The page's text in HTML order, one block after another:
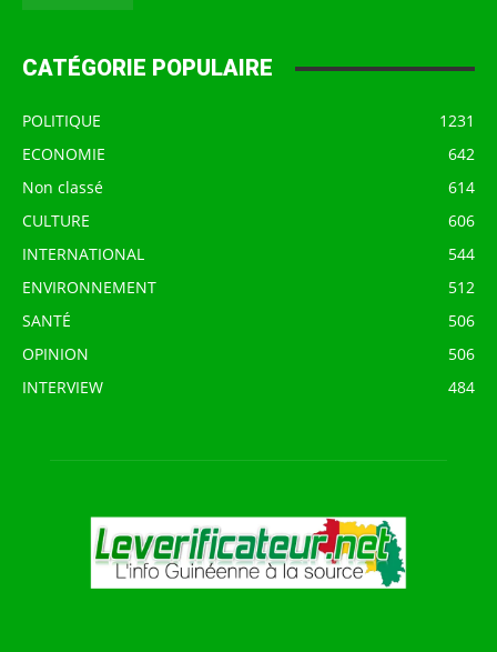
CATÉGORIE POPULAIRE
POLITIQUE
1231
ECONOMIE
642
Non classé
614
CULTURE
606
INTERNATIONAL
544
ENVIRONNEMENT
512
SANTÉ
506
OPINION
506
INTERVIEW
484